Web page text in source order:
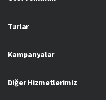
Turlar
Kampanyalar
Diğer Hizmetlerimiz